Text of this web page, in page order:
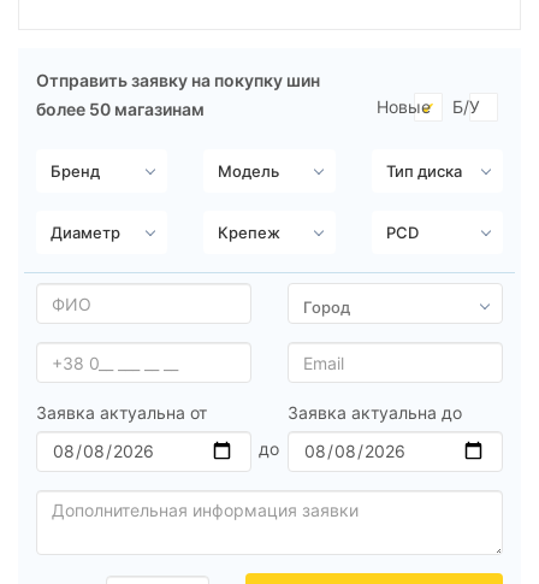
Отправить заявку на покупку шин
более 50 магазинам
Новые Б/У
Заявка актуальна от Заявка актуальна до